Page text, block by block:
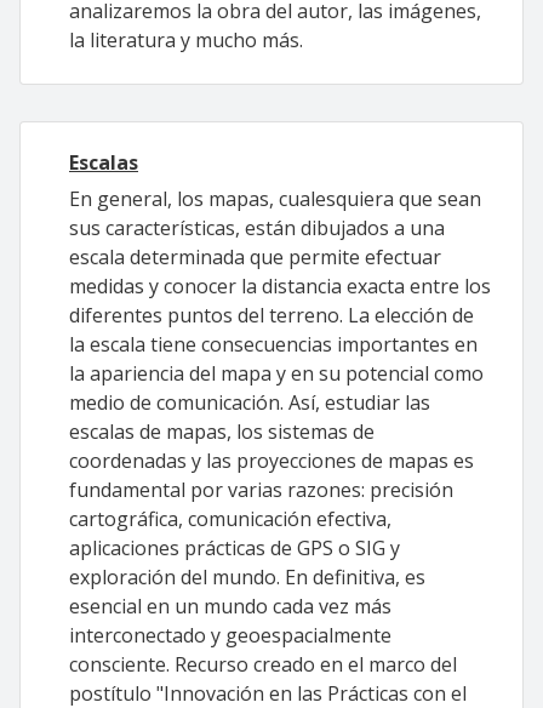
analizaremos la obra del autor, las imágenes,
la literatura y mucho más.
Escalas
En general, los mapas, cualesquiera que sean
sus características, están dibujados a una
escala determinada que permite efectuar
medidas y conocer la distancia exacta entre los
diferentes puntos del terreno. La elección de
la escala tiene consecuencias importantes en
la apariencia del mapa y en su potencial como
medio de comunicación. Así, estudiar las
escalas de mapas, los sistemas de
coordenadas y las proyecciones de mapas es
fundamental por varias razones: precisión
cartográfica, comunicación efectiva,
aplicaciones prácticas de GPS o SIG y
exploración del mundo. En definitiva, es
esencial en un mundo cada vez más
interconectado y geoespacialmente
consciente. Recurso creado en el marco del
postítulo "Innovación en las Prácticas con el